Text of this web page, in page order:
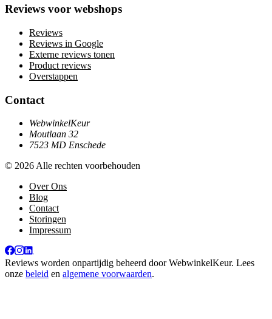
Reviews voor webshops
Reviews
Reviews in Google
Externe reviews tonen
Product reviews
Overstappen
Contact
WebwinkelKeur
Moutlaan 32
7523 MD Enschede
© 2026 Alle rechten voorbehouden
Over Ons
Blog
Contact
Storingen
Impressum
Reviews worden onpartijdig beheerd doorWebwinkelKeur. Lees
onze beleid en algemene voorwaarden.